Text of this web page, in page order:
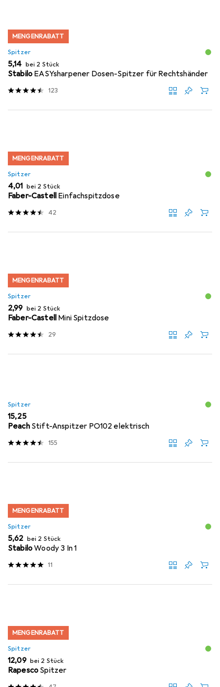
MENGENRABATT
Spitzer
EUR
5,14 bei 2 Stück
Stabilo EASYsharpener Dosen-Spitzer für Rechtshänder
123
MENGENRABATT
Spitzer
EUR
4,01 bei 2 Stück
Faber-Castell Einfachspitzdose
42
MENGENRABATT
Spitzer
EUR
2,99 bei 2 Stück
Faber-Castell Mini Spitzdose
29
Spitzer
EUR
15,25
Peach Stift-Anspitzer PO102 elektrisch
155
MENGENRABATT
Spitzer
EUR
5,62 bei 2 Stück
StabiloWoody 3 In 1
11
MENGENRABATT
Spitzer
EUR
12,09 bei 2 Stück
Rapesco Spitzer